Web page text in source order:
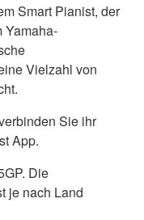
Smart Pianist, der
Yamaha-
Vielzahl von
Sie ihr
App.
Die
je nach Land